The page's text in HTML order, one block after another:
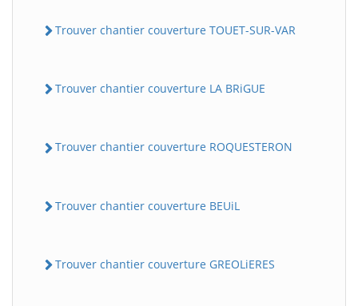
Trouver chantier couverture TOUET-SUR-VAR
Trouver chantier couverture LA BRiGUE
Trouver chantier couverture ROQUESTERON
Trouver chantier couverture BEUiL
Trouver chantier couverture GREOLiERES
B Assistant en ligne